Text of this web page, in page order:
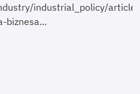
industrial_policy/
biznesa...